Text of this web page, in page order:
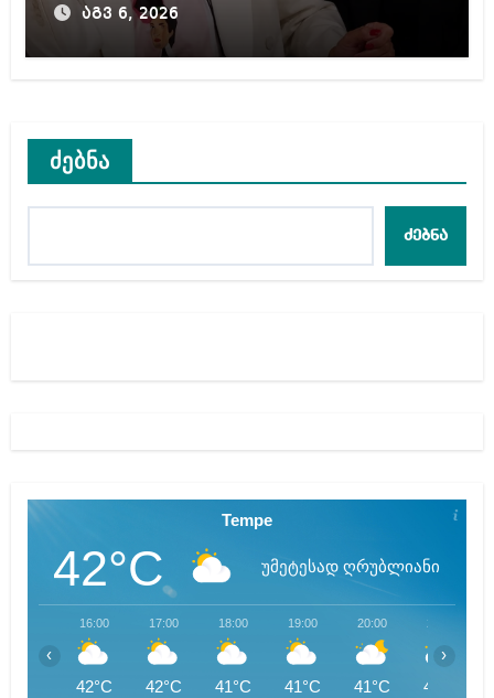
შეგარცხვენთ – ეკა კუპატაძე
ნანუკა ჟორჟოლიანს
აგვ 6, 2026
ძებნა
ძებნა
Tempe
42°C უმეტესად ღრუბლიანი
16:00
42°C
17:00
42°C
18:00
41°C
19:00
41°C
20:00
41°C
21:00
40°C
‹ ›